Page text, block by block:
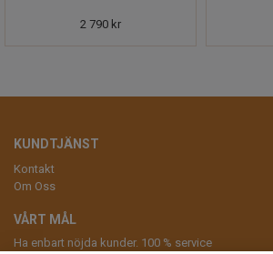
2 790 kr
KUNDTJÄNST
Kontakt
Om Oss
VÅRT MÅL
Ha enbart nöjda kunder. 100 % service